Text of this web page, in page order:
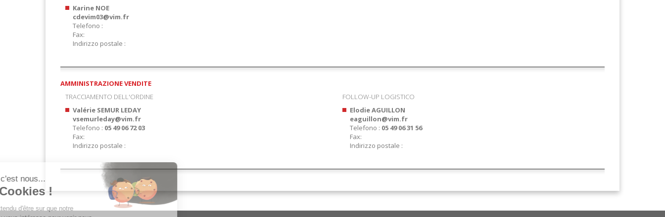
Karine NOE
cdevim03@vim.fr
Telefono :
Fax:
Indirizzo postale :
AMMINISTRAZIONE VENDITE
TRACCIAMENTO DELL'ORDINE
Valérie SEMUR LEDAY
vsemurleday@vim.fr
Telefono : 05 49 06 72 03
Fax:
Indirizzo postale :
FOLLOW-UP LOGISTICO
Elodie AGUILLON
eaguillon@vim.fr
Telefono : 05 49 06 31 56
Fax:
Indirizzo postale :